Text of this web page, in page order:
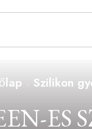
Szilikon
ES